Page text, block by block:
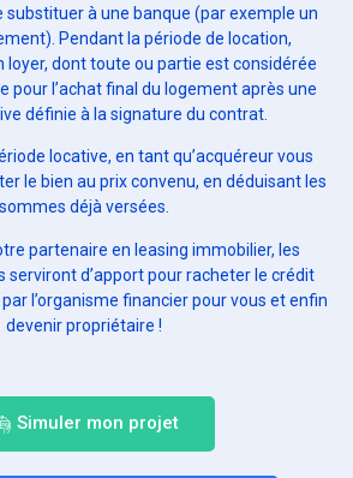
substituer à une banque (par exemple un
Pendant la période de location,
loyer, dont toute ou partie est considérée
pour l’achat final du logement après une
définie à la signature du contrat.
locative, en tant qu’acquéreur vous
le bien au prix convenu, en déduisant les
sommes déjà versées.
partenaire en leasing immobilier, les
serviront d’apport pour racheter le crédit
l’organisme financier pour vous et enfin
devenir propriétaire !
Simuler mon projet